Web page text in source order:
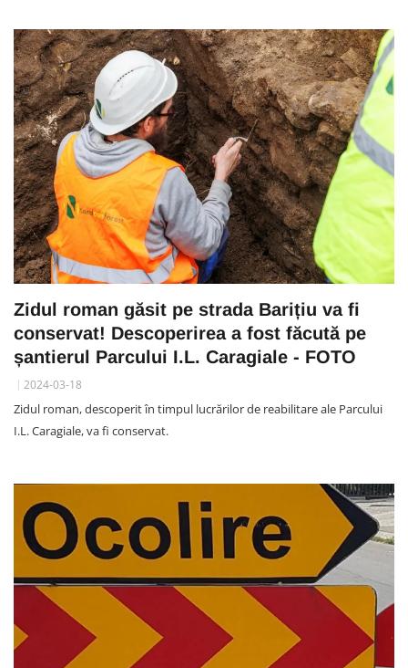
Zidul roman găsit pe strada Barițiu va fi
conservat! Descoperirea a fost făcută pe
șantierul Parcului I.L. Caragiale - FOTO
2024-03-18
Zidul roman, descoperit în timpul lucrărilor de reabilitare ale Parcului
I.L. Caragiale, va fi conservat.